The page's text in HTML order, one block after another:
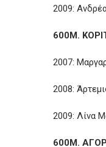
2009:
600Μ.
2007:
2008:
2009:
600Μ.